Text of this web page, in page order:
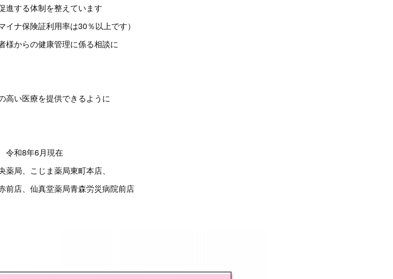
進する体制を整えています
イナ保険証利用率は30％以上です）
様からの健康管理に係る相談に
高い医療を提供できるように
令和8年6月現在
局、こじま薬局東町本店、
前店、仙真堂薬局青森労災病院前店